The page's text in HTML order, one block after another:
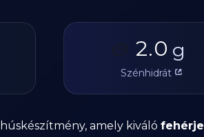
🥔 2.0 g
Szénhidrát
amely kiváló